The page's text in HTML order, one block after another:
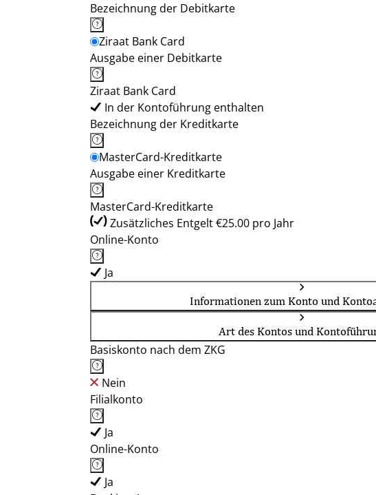
Bezeichnung der Debitkarte
Ziraat Bank Card
Ausgabe einer Debitkarte
Ziraat Bank Card
In der Kontoführung enthalten
Bezeichnung der Kreditkarte
MasterCard-Kreditkarte
Ausgabe einer Kreditkarte
MasterCard-Kreditkarte
Zusätzliches Entgelt €25.00 pro Jahr
Online-Konto
Ja
Informationen zum Konto und
Art des Kontos und
Basiskonto nach dem ZKG
Nein
Filialkonto
Ja
Online-Konto
Ja